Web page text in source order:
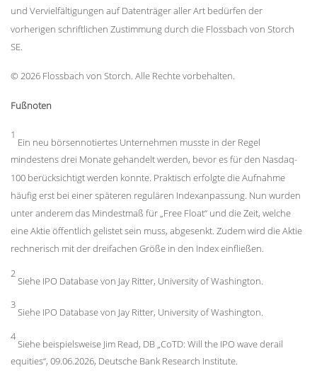
und Vervielfältigungen auf Datenträger aller Art bedürfen der
vorherigen schriftlichen Zustimmung durch die Flossbach von Storch
SE.
© 2026 Flossbach von Storch. Alle Rechte vorbehalten.
Fußnoten
1
Ein neu börsennotiertes Unternehmen musste in der Regel
mindestens drei Monate gehandelt werden, bevor es für den Nasdaq-
100 berücksichtigt werden konnte. Praktisch erfolgte die Aufnahme
häufig erst bei einer späteren regulären Indexanpassung. Nun wurden
unter anderem das Mindestmaß für „Free Float“ und die Zeit, welche
eine Aktie öffentlich gelistet sein muss, abgesenkt. Zudem wird die Aktie
rechnerisch mit der dreifachen Größe in den Index einfließen.
2
Siehe IPO Database von Jay Ritter, University of Washington.
3
Siehe IPO Database von Jay Ritter, University of Washington.
4
Siehe beispielsweise Jim Read, DB „CoTD: Will the IPO wave derail
equities“, 09.06.2026, Deutsche Bank Research Institute.